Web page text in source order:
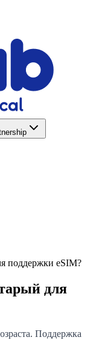
поддержки eSIM?
для
Поддержка